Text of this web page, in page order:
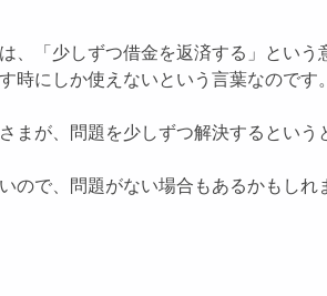
、「少しずつ借金を返済する」という
にしか使えないという言葉なのです。
まが、問題を少しずつ解決するという
ので、問題がない場合もあるかもし